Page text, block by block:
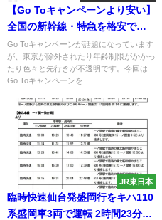
【Go Toキャンペーンより安い】
全国の新幹線・特急を格安で使
う方法 東京から新大阪が新幹線
7000円
Go Toキャンペーンが話題になっています
が、東京が除外されたり年齢制限がかかっ
たり色々と先行きが不透明です。今回は
Go Toキャンペーンを...
JR東日本
臨時快速仙台発盛岡行をキハ110
系盛岡車3両で運転 2時間23分で